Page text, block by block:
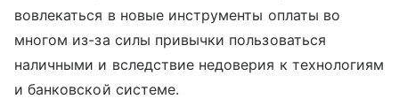
вовлекаться в новые инструменты оплаты во
многом из-за силы привычки пользоваться
наличными и вследствие недоверия к технологиям
и банковской системе.